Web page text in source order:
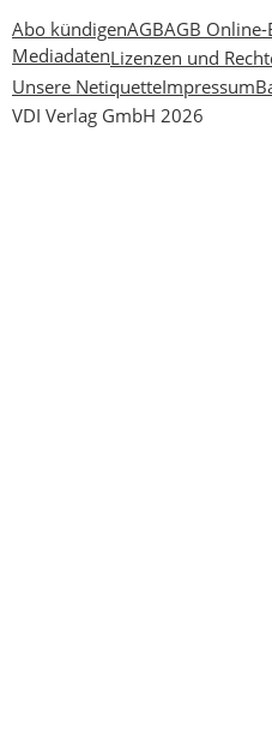
Abo kündigenAGBAGB Online-
MediadatenLizenzen und
Unsere NetiquetteImpressum
VDI Verlag GmbH 2026